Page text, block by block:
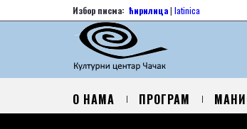
Избор писма: ћирилица| latinica
О НАМА ПРОГРАМ